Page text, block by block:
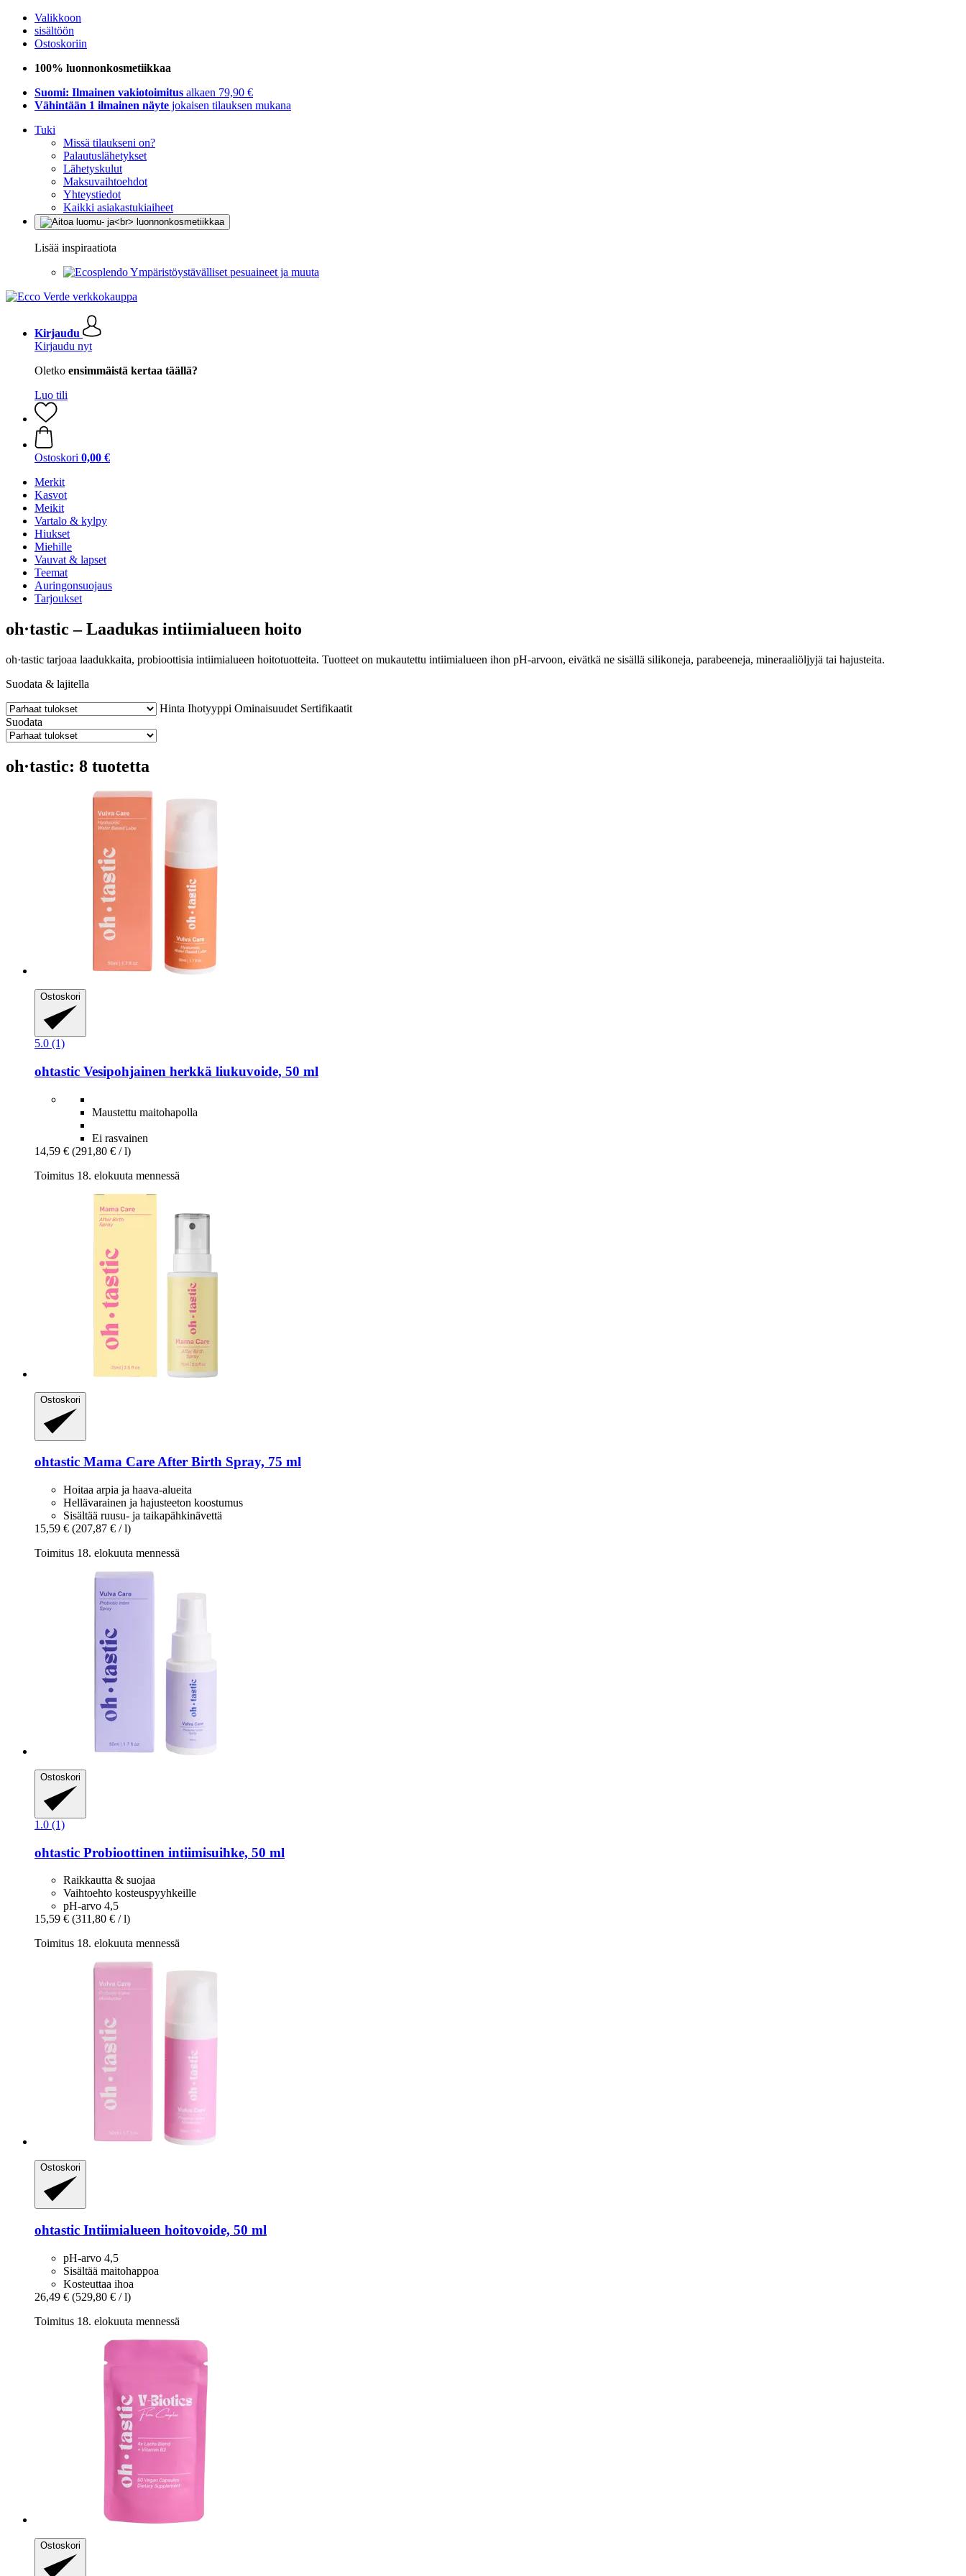
Valikkoon
sisältöön
Ostoskoriin
100% luonnonkosmetiikkaa
Suomi: Ilmainen vakiotoimitus alkaen 79,90 €
Vähintään 1 ilmainen näyte jokaisen tilauksen mukana
Tuki
Missä tilaukseni on?
Palautuslähetykset
Lähetyskulut
Maksuvaihtoehdot
Yhteystiedot
Kaikki asiakastukiaiheet
Lisää inspiraatiota
Ympäristöystävälliset pesuaineet ja muuta
Kirjaudu
Kirjaudu nyt
Oletko ensimmäistä kertaa täällä?
Luo tili
Ostoskori 0,00 €
Merkit
Kasvot
Meikit
Vartalo & kylpy
Hiukset
Miehille
Vauvat & lapset
Teemat
Auringonsuojaus
Tarjoukset
oh·tastic – Laadukas intiimialueen hoito
oh·tastic tarjoaa laadukkaita, probioottisia intiimialueen hoitotuotteita. Tuotteet on mukautettu intiimialueen ihon pH-arvoon, eivätkä ne sisällä silikoneja, parabeeneja, mineraaliöljyjä tai hajusteita.
Suodata & lajitella
Hinta Ihotyyppi Ominaisuudet Sertifikaatit
Suodata
oh·tastic: 8 tuotetta
Ostoskori
5.0 (1)
ohtastic Vesipohjainen herkkä liukuvoide, 50 ml
Maustettu maitohapolla
Ei rasvainen
14,59 € (291,80 € / l)
Toimitus 18. elokuuta mennessä
Ostoskori
ohtastic Mama Care After Birth Spray, 75 ml
Hoitaa arpia ja haava-alueita
Hellävarainen ja hajusteeton koostumus
Sisältää ruusu- ja taikapähkinävettä
15,59 € (207,87 € / l)
Toimitus 18. elokuuta mennessä
Ostoskori
1.0 (1)
ohtastic Probioottinen intiimisuihke, 50 ml
Raikkautta & suojaa
Vaihtoehto kosteuspyyhkeille
pH-arvo 4,5
15,59 € (311,80 € / l)
Toimitus 18. elokuuta mennessä
Ostoskori
ohtastic Intiimialueen hoitovoide, 50 ml
pH-arvo 4,5
Sisältää maitohappoa
Kosteuttaa ihoa
26,49 € (529,80 € / l)
Toimitus 18. elokuuta mennessä
Ostoskori